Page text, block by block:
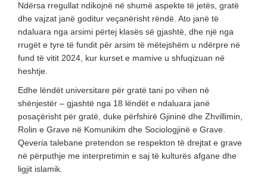
Ndërsa rregullat ndikojnë në shumë aspekte të jetës, gratë
dhe vajzat janë goditur veçanërisht rëndë. Ato janë të
ndaluara nga arsimi përtej klasës së gjashtë, dhe një nga
rrugët e tyre të fundit për arsim të mëtejshëm u ndërpre në
fund të vitit 2024, kur kurset e mamive u shfuqizuan në
heshtje.
Edhe lëndët universitare për gratë tani po vihen në
shënjestër – gjashtë nga 18 lëndët e ndaluara janë
posaçërisht për gratë, duke përfshirë Gjininë dhe Zhvillimin,
Rolin e Grave në Komunikim dhe Sociologjinë e Grave.
Qeveria talebane pretendon se respekton të drejtat e grave
në përputhje me interpretimin e saj të kulturës afgane dhe
ligjit islamik.